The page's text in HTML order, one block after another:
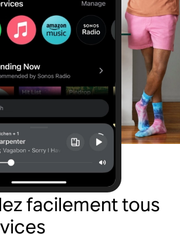
facilement tous